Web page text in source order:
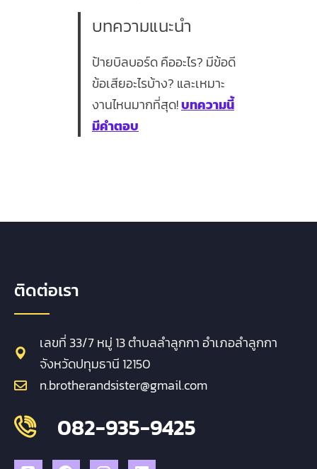
บทความแนะนำ
ป้ายบิลบอร์ด คืออะไร? มีข้อดี
ข้อเสียอะไรบ้าง? และเหมาะ
งานไหนมากที่สุด!บทความนี้
มีคำตอบ
ติดต่อเรา
เลขที่ 33/7 หมู่ 13 ตำบลลำลูกกา อำเภอลำลูกกา
จังหวัดปทุมธานี 12150
n.brotherandsister@gmail.com
082-935-9425